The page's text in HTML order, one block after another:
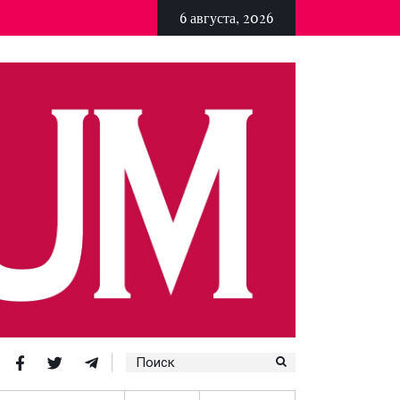
6 августа, 2026